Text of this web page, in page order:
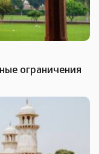
ограничения